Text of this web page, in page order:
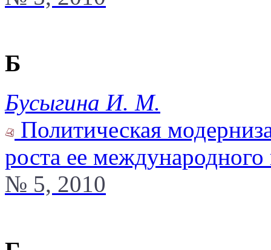
Б
Бусыгина И. М.
Политическая
роста ее международного
№ 5, 2010